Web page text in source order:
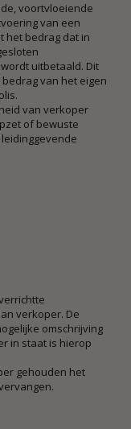
voortvloeiende
van een
het bedrag dat in
uitbetaald. Dit
van het eigen
van verkoper
of bewuste
verkoper. De
omschrijving
in staat is hierop
gehouden het